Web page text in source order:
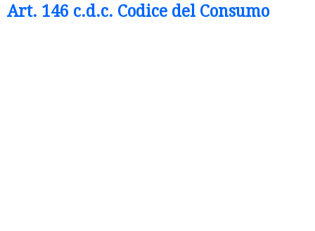
Art. 146 c.d.c. Codice del Consumo